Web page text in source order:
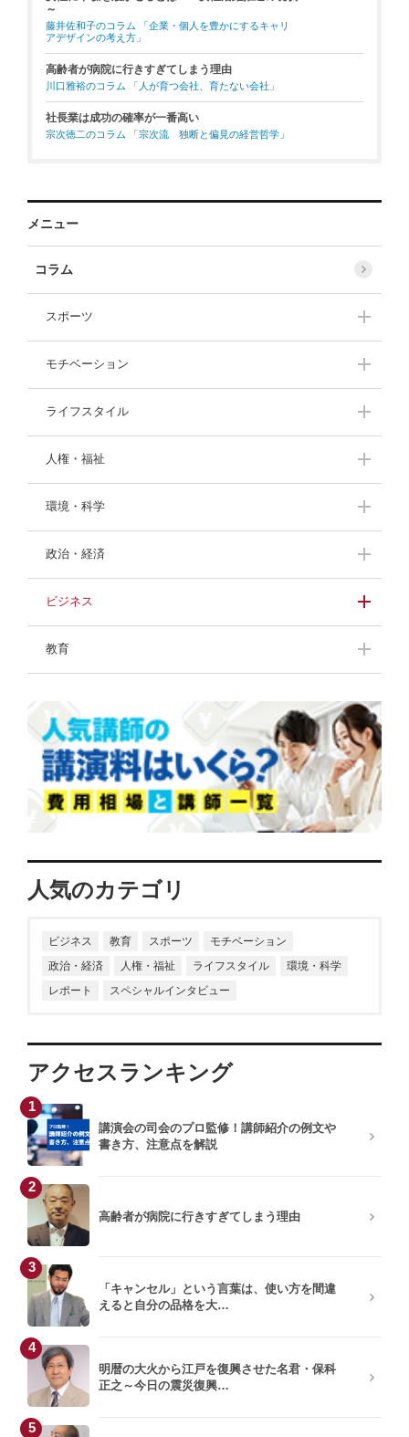
～
藤井佐和子のコラム 「企業・個人を豊かにするキャリ
アデザインの考え方」
高齢者が病院に行きすぎてしまう理由
川口雅裕のコラム 「人が育つ会社、育たない会社」
社長業は成功の確率が一番高い
宗次徳二のコラム 「宗次流 独断と偏見の経営哲学」
メニュー
コラム
スポーツ
伊藤華英
武田美保
奥村幸治
舞の海秀平
寺廻太
山本昌邦
モチベーション
上田比呂志
渡邊洋子
川村透
末木佐知
川村透
ライフスタイル
甘糟りり子
山本京子
長野茂
井戸美枝
中村浩子
干場義雅 榊原貴子
人権・福祉
渡部陽一
中村勝雄
濱宮郷詞
河合純一
環境・科学
村田佳壽子
進藤勇治
清水国明
政治・経済
進藤勇治
藤田正美
岡田晃
ビジネス
牛窪万里子
黒田英雄 谷田昭吾
榎本晋作 大越章司
久原健司 山本衣奈子
大谷由里子
生井利幸 小杉俊哉
キティこうぞう 飯野謙次
梶原しげる
板垣英憲
大谷由里子
宗次徳二
教育
鈴木みどり 清水克彦
春日美奈子 渡辺真由子
親野智可等 長谷川満
石川結貴
人気のカテゴリ
ビジネス 教育 スポーツ
モチベーション
政治・経済
人権・福祉 ライフスタイル
環境・科学
レポート
スペシャルインタビュー
アクセスランキング
1
講演会の司会のプロ監修！講師紹介の例文や
書き方、注意点を解説
2
高齢者が病院に行きすぎてしまう理由
3
「キャンセル」という言葉は、使い方を間違
えると自分の品格を大…
4
明暦の大火から江戸を復興させた名君・保科
正之～今日の震災復興…
5